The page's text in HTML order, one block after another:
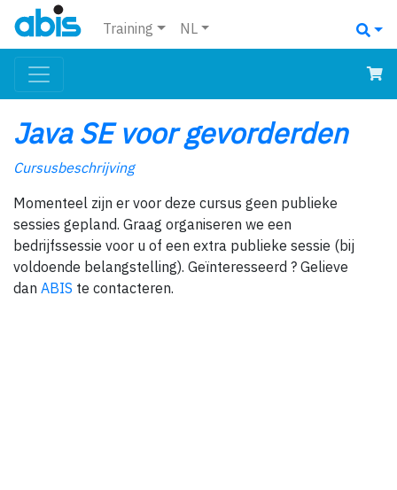
Training NL
Java SE voor gevorderden
Cursusbeschrijving
Momenteel zijn er voor deze cursus geen publieke
sessies gepland. Graag organiseren we een
bedrijfssessie voor u of een extra publieke sessie (bij
voldoende belangstelling). Geïnteresseerd ? Gelieve
dan ABIS te contacteren.